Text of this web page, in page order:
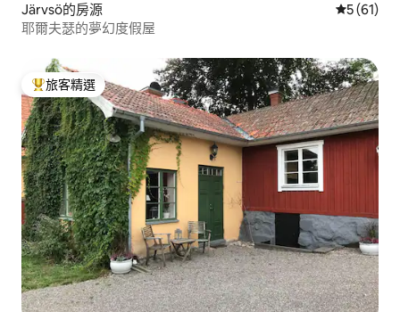
Järvsö的房源 從 61 則
5 (61)
耶爾夫瑟的夢幻度假屋
旅客精選榜首
旅客精選